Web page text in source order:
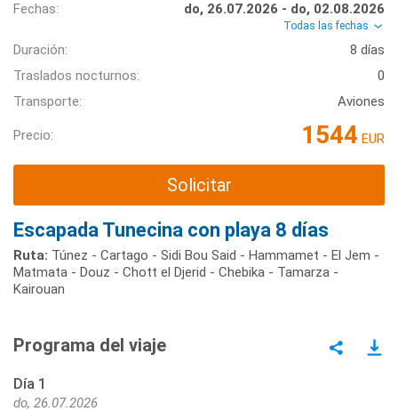
Fechas:
do, 26.07.2026 - do, 02.08.2026
Todas las fechas
Duración:
8 días
Traslados nocturnos:
0
Transporte:
Aviones
Precio: 1544 EUR
Solicitar
Escapada Tunecina con playa 8 días
Ruta: Túnez - Cartago - Sidi Bou Said - Hammamet - El Jem -
Matmata - Douz - Chott el Djerid - Chebika - Tamarza -
Kairouan
Programa del viaje
Día 1
do, 26.07.2026